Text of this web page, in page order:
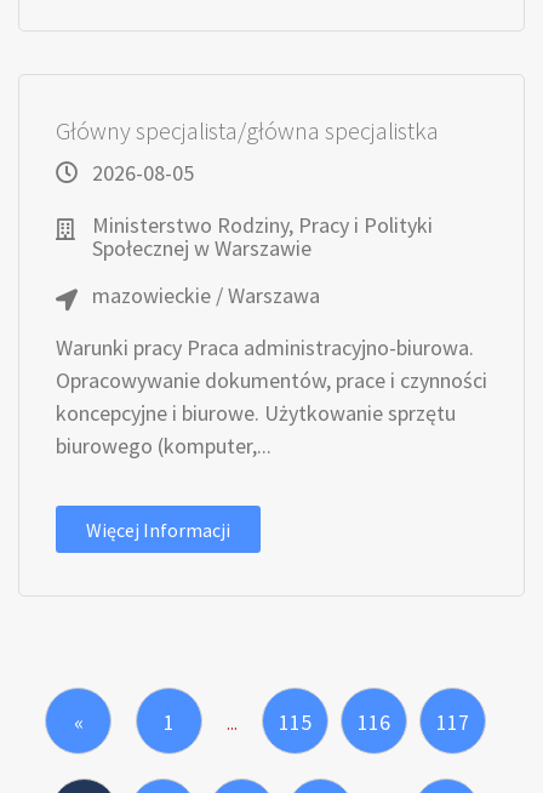
Główny specjalista/główna specjalistka
2026-08-05
Ministerstwo Rodziny, Pracy i Polityki
Społecznej w Warszawie
mazowieckie / Warszawa
Warunki pracy Praca administracyjno-biurowa.
Opracowywanie dokumentów, prace i czynności
koncepcyjne i biurowe. Użytkowanie sprzętu
biurowego (komputer,...
Więcej Informacji
« 1 ... 115 116 117